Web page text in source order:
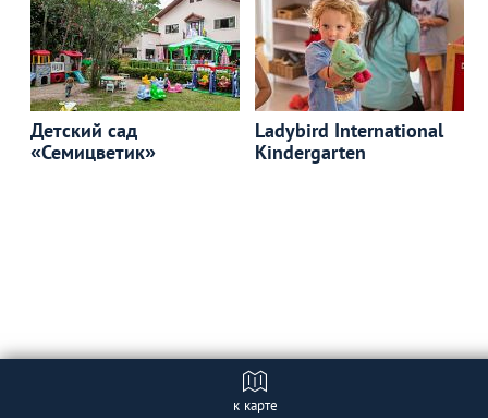
Детский сад
«Семицветик»
Ladybird International
Kindergarten
к карте